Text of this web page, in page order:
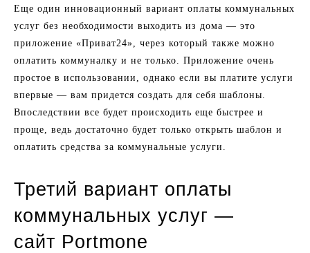
Еще один инновационный вариант оплаты коммунальных
услуг без необходимости выходить из дома — это
приложение «Приват24», через который также можно
оплатить коммуналку и не только. Приложение очень
простое в использовании, однако если вы платите услуги
впервые — вам придется создать для себя шаблоны.
Впоследствии все будет происходить еще быстрее и
проще, ведь достаточно будет только открыть шаблон и
оплатить средства за коммунальные услуги.
Третий вариант оплаты
коммунальных услуг —
сайт Portmone